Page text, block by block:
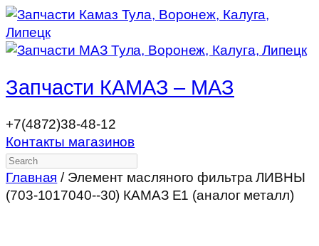
Запчасти КАМАЗ – МАЗ
+7(4872)38-48-12
Контакты магазинов
Search
Главная / Элемент масляного фильтра ЛИВНЫ
(703-1017040--30) КАМАЗ Е1 (аналог металл)